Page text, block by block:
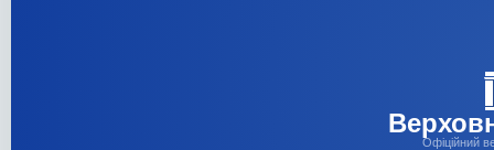
Офіційний